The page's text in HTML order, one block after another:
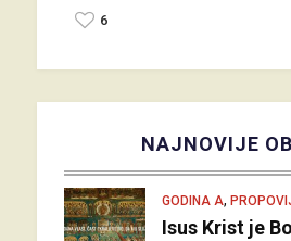
6
NAJNOVIJE
GODINA A,
Isus Krist je